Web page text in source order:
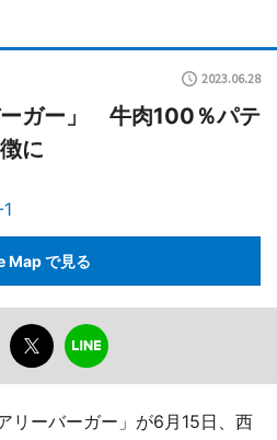
2023.06.28
ーガー」 牛肉100％パテ
に
Map で見る
リーバーガー」が6月15日、西